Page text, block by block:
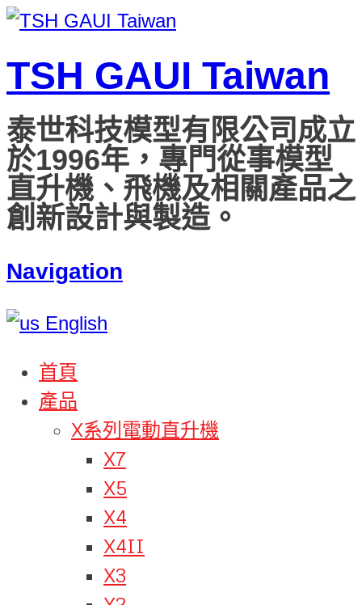
TSH GAUI Taiwan
泰世科技模型有限公司成立
於1996年，專門從事模型
直升機、飛機及相關產品之
創新設計與製造。
Navigation
English
首頁
產品
X系列電動直升機
X7
X5
X4
X4II
X3